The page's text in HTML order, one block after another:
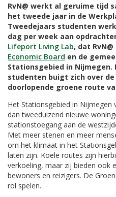
RvN@ werkt al geruime tijd
het tweede jaar in de
Tweedejaars studenten
dag per week aan
Lifeport Living Lab, dat
Economic Board en de
Stationsgebied in Nijmegen.
studenten buigt zich over de
doorlopende groene route
Het Stationsgebied in
dan tweeduizend nieuwe
stationstoegang aan de
Met meer stenen en meer
om het klimaat in het
laten zijn. Koele routes zijn
verkoeling, maar zij bieden ook
bewoners en reizigers. De
rol spelen.